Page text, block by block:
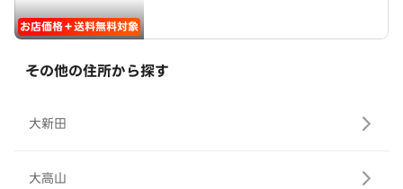
お店価格＋送料無料対象
その他の住所から探す
大新田
大高山